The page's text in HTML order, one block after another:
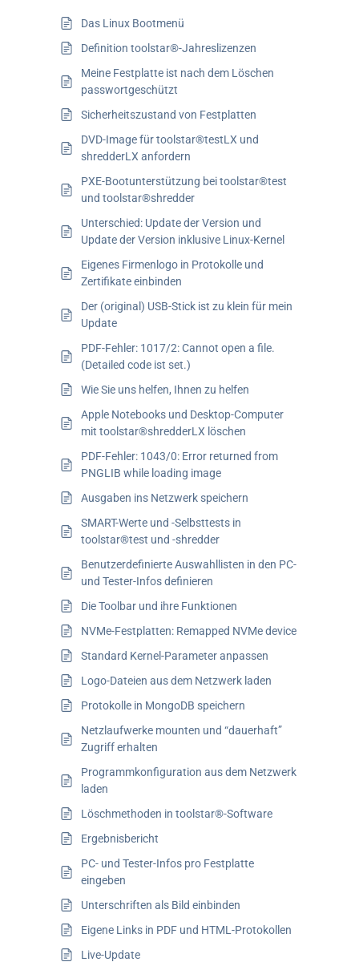
Das Linux Bootmenü
Definition toolstar®-Jahreslizenzen
Meine Festplatte ist nach dem Löschen
passwortgeschützt
Sicherheitszustand von Festplatten
DVD-Image für toolstar®testLX und
shredderLX anfordern
PXE-Bootunterstützung bei toolstar®test
und toolstar®shredder
Unterschied: Update der Version und
Update der Version inklusive Linux-Kernel
Eigenes Firmenlogo in Protokolle und
Zertifikate einbinden
Der (original) USB-Stick ist zu klein für mein
Update
PDF-Fehler: 1017/2: Cannot open a file.
(Detailed code ist set.)
Wie Sie uns helfen, Ihnen zu helfen
Apple Notebooks und Desktop-Computer
mit toolstar®shredderLX löschen
PDF-Fehler: 1043/0: Error returned from
PNGLIB while loading image
Ausgaben ins Netzwerk speichern
SMART-Werte und -Selbsttests in
toolstar®test und -shredder
Benutzerdefinierte Auswahllisten in den PC-
und Tester-Infos definieren
Die Toolbar und ihre Funktionen
NVMe-Festplatten: Remapped NVMe device
Standard Kernel-Parameter anpassen
Logo-Dateien aus dem Netzwerk laden
Protokolle in MongoDB speichern
Netzlaufwerke mounten und “dauerhaft”
Zugriff erhalten
Programmkonfiguration aus dem Netzwerk
laden
Löschmethoden in toolstar®-Software
Ergebnisbericht
PC- und Tester-Infos pro Festplatte
eingeben
Unterschriften als Bild einbinden
Eigene Links in PDF und HTML-Protokollen
Live-Update